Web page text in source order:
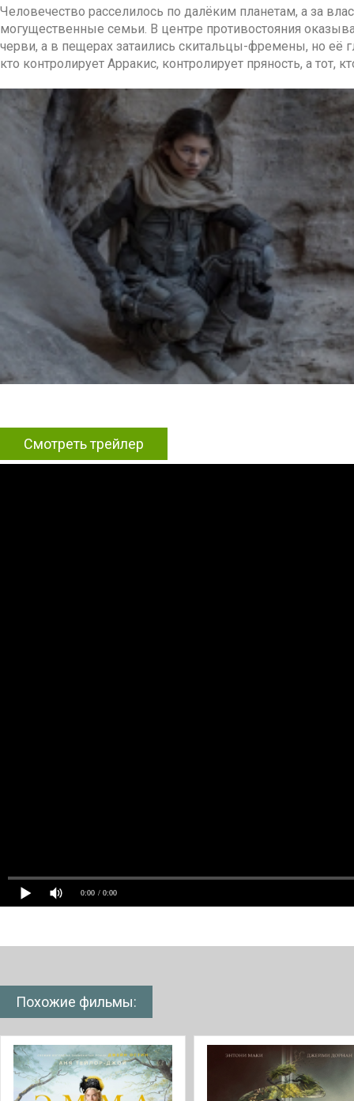
Человечество расселилось по далёким планетам, а за
могущественные семьи. В центре противостояния
черви, а в пещерах затаились скитальцы-фремены, но её
кто контролирует Арракис, контролирует пряность, а тот,
Смотреть трейлер
0:00 / 0:00
Похожие фильмы: